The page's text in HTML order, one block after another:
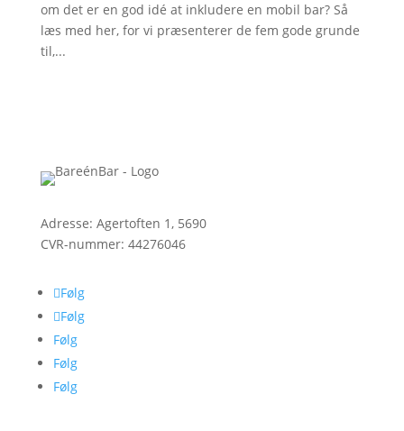
om det er en god idé at inkludere en mobil bar? Så
læs med her, for vi præsenterer de fem gode grunde
til,...
Adresse: Agertoften 1, 5690
CVR-nummer: 44276046
Følg
Følg
Følg
Følg
Følg